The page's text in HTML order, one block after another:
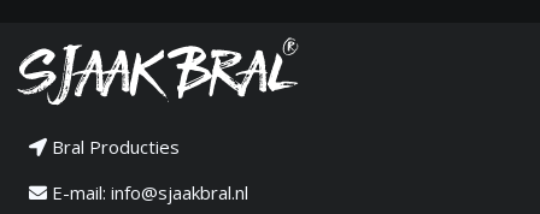
Bral Producties
E-mail: info@sjaakbral.nl